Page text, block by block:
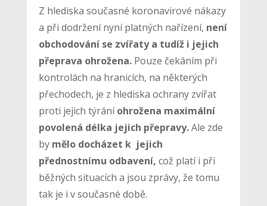
Z hlediska současné koronavirové nákazy
a při dodržení nyní platných nařízení, není
obchodování se zvířaty a tudíž i jejich
přeprava ohrožena.Pouze čekáním při
kontrolách na hranicích, na některých
přechodech, je z hlediska ochrany zvířat
proti jejich týráníohrožena maximální
povolená délka jejich přepravy.Ale zde
by mělo docházet k jejich
přednostnímu odbavení, což platí i při
běžných situacích a jsou zprávy, že tomu
tak je i v současné době.